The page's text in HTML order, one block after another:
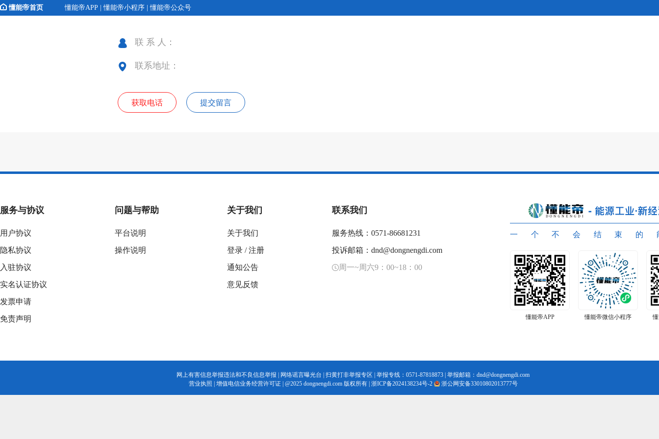
懂能帝首页 懂能帝APP | 懂能帝小程序 | 懂能帝公众号
联 系 人：
联系地址：
获取电话 提交留言
服务与协议
用户协议
隐私协议
入驻协议
实名认证协议
发票申请
免责声明
问题与帮助
平台说明
操作说明
关于我们
关于我们
登录 /注册
通知公告
意见反馈
联系我们
服务热线：0571-86681231
投诉邮箱：dnd@dongnengdi.com
周一~周六9：00~18：00
一个不会结束的
懂能帝APP 懂能帝微信小程序
网上有害信息举报违法和不良信息举报 网络谣言曝光台 扫黄打非举报专区 | 举报专线：0571-87818873 | 举报邮箱：dnd@dongnengdi.com
营业执照
增值电信业务经营许可证 @2025 dongnengdi.com 版权所有 | 浙ICP备2024138234号-2 浙公网安备33010802013777号